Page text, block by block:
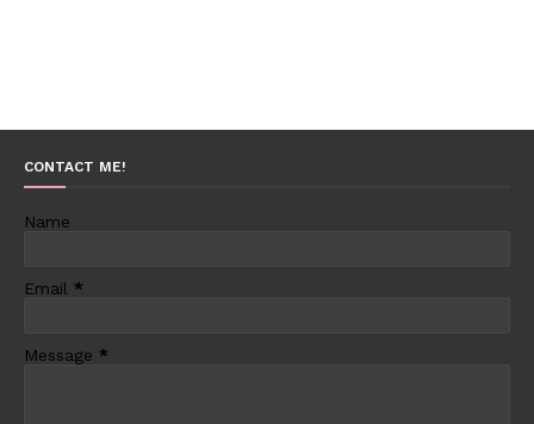
CONTACT ME!
Name
Email *
Message *